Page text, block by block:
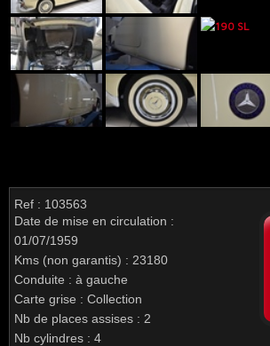
Ref : 103563
Date de mise en circulation :
01/07/1959
Kms (non garantis) : 23180
Conduite : à gauche
Carte grise : Collection
Nb de places assises : 2
Nb cylindres : 4